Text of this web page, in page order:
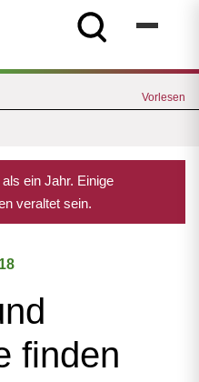
Vorlesen
ein Jahr. Einige
veraltet sein.
finden